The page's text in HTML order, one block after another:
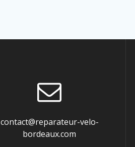
contact@reparateur-velo-
bordeaux.com